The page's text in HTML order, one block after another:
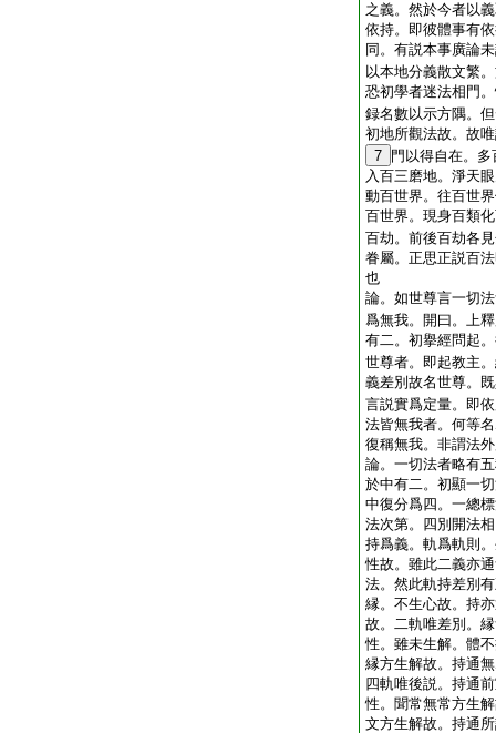
之義。然於今者以
依持。即彼體事有
同。有説本事廣論
以本地分義散文繁
恐初學者迷法相門
録名數以示方隅。
初地所觀法故。故
7
門以得自在。
入百三磨地。淨天
動百世界。往百世
百世界。現身百類
百劫。前後百劫各
眷屬。正思正説百
也
論。如世尊言一切
爲無我。開曰。上
有二。初擧經問起
世尊者。即起教主
義差別故名世尊。
言説實爲定量。即
法皆無我者。何等
復稱無我。非謂法
論。一切法者略有
於中有二。初顯一
中復分爲四。一總
法次第。四別開法
持爲義。軌爲軌則
性故。雖此二義亦
法。然此軌持差別
縁。不生心故。持
故。二軌唯差別。
性。雖未生解。體
縁方生解故。持通
四軌唯後説。持通
性。聞常無常方生
文方生解故。持通